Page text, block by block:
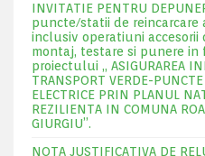
INVITATIE PENTRU
puncte/statii de reincarcare
inclusiv operatiuni accesorii
montaj, testare si punere in
proiectului „ ASIGURAREA
TRANSPORT VERDE-
ELECTRICE PRIN PLANUL
REZILIENTA IN COMUNA
GIURGIU”.
NOTA JUSTIFICATIVA DE